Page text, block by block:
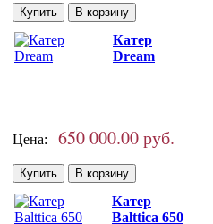
Катер
Dream
Цена: 650 000.00 руб.
Катер
Balttica 650